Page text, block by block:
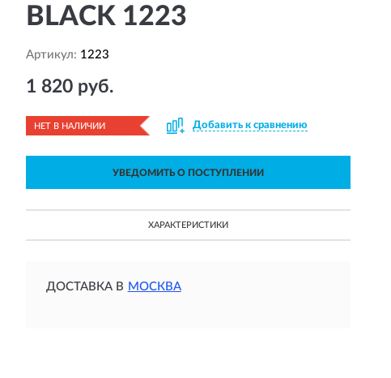
BLACK 1223
Артикул: 1223
1 820 руб.
НЕТ В НАЛИЧИИ Добавить к сравнению
УВЕДОМИТЬ О ПОСТУПЛЕНИИ
ХАРАКТЕРИСТИКИ
ДОСТАВКА В МОСКВА